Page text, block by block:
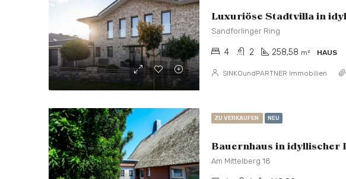
Luxuriöse Stadtvilla in
Sandforlinger Ring
4 2 258,58 m² HAUS
SINKOundPARTNER Immobilien
ZU VERKAUFEN NEU
Bauernhaus in idyllischer
Am Mittelberg 18